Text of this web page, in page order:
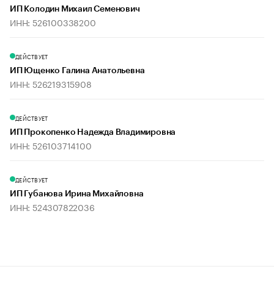
ИП Колодин Михаил Семенович
ИНН: 526100338200
ДЕЙСТВУЕТ
ИП Ющенко Галина Анатольевна
ИНН: 526219315908
ДЕЙСТВУЕТ
ИП Прокопенко Надежда Владимировна
ИНН: 526103714100
ДЕЙСТВУЕТ
ИП Губанова Ирина Михайловна
ИНН: 524307822036